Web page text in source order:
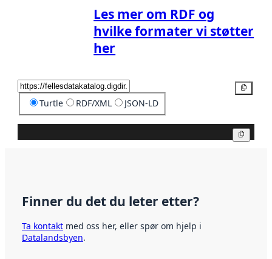
Les mer om RDF og
hvilke formater vi støtter
her
Turtle RDF/XML JSON-LD
Finner du det du leter etter?
Ta kontakt med oss her, eller spør om hjelp i
Datalandsbyen.